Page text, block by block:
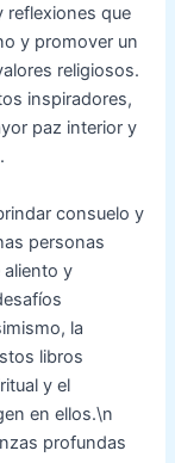
reflexiones que
y promover un
religiosos.
inspiradores,
paz interior y
consuelo y
personas
aliento y
la
libros
y el
en ellos.\n
profundas